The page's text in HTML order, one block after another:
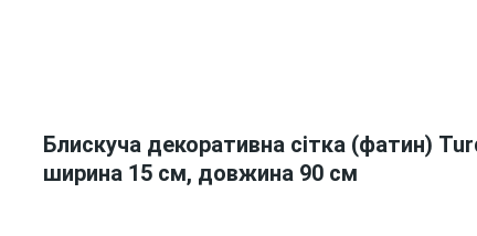
Блискуча декоративна сітка (фатин)
ширина 15 см, довжина 90 см